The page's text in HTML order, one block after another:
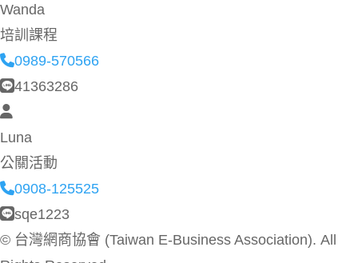
Wanda
培訓課程
0989-570566
41363286
Luna
公關活動
0908-125525
sqe1223
© 台灣網商協會 (Taiwan E-Business Association). All